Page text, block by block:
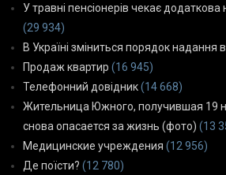
У травні пенсіонерів чекає додаткова
(29 934)
В Україні зміниться порядок надання
Продаж квартир (16 945)
Телефонний довідник(14 668)
Жительница Южного, получившая 19
снова опасается за жизнь (фото) (13
Медицинские учреждения (12 956)
Де поїсти? (12 780)